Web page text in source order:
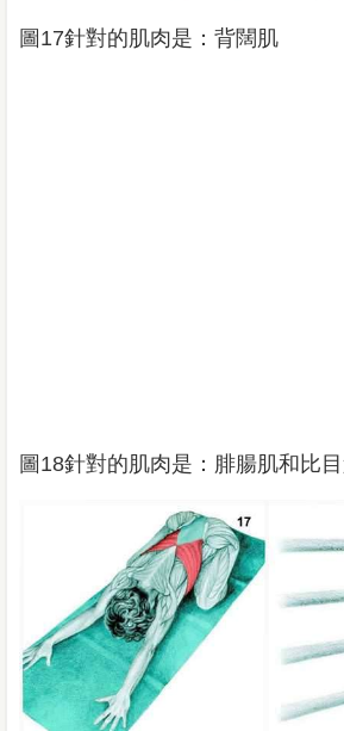
圖17針對的肌肉是：背闊肌
圖18針對的肌肉是：腓腸肌和比